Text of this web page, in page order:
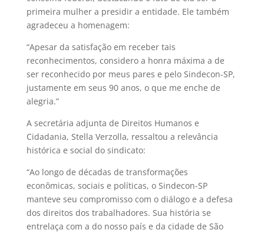
primeira mulher a presidir a entidade. Ele também
agradeceu a homenagem:
“Apesar da satisfação em receber tais
reconhecimentos, considero a honra máxima a de
ser reconhecido por meus pares e pelo Sindecon-SP,
justamente em seus 90 anos, o que me enche de
alegria.”
A secretária adjunta de Direitos Humanos e
Cidadania, Stella Verzolla, ressaltou a relevância
histórica e social do sindicato:
“Ao longo de décadas de transformações
econômicas, sociais e políticas, o Sindecon-SP
manteve seu compromisso com o diálogo e a defesa
dos direitos dos trabalhadores. Sua história se
entrelaça com a do nosso país e da cidade de São